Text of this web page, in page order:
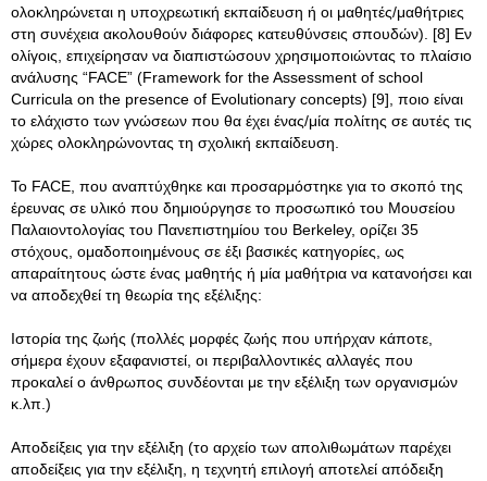
ολοκληρώνεται η υποχρεωτική εκπαίδευση ή οι μαθητές/μαθήτριες
στη συνέχεια ακολουθούν διάφορες κατευθύνσεις σπουδών). [8] Εν
ολίγοις, επιχείρησαν να διαπιστώσουν χρησιμοποιώντας το πλαίσιο
ανάλυσης “FACE” (Framework for the Assessment of school
Curricula on the presence of Evolutionary concepts) [9], ποιο είναι
το ελάχιστο των γνώσεων που θα έχει ένας/μία πολίτης σε αυτές τις
χώρες ολοκληρώνοντας τη σχολική εκπαίδευση.
Το FACΕ, που αναπτύχθηκε και προσαρμόστηκε για το σκοπό της
έρευνας σε υλικό που δημιούργησε το προσωπικό του Μουσείου
Παλαιοντολογίας του Πανεπιστημίου του Berkeley, ορίζει 35
στόχους, ομαδοποιημένους σε έξι βασικές κατηγορίες, ως
απαραίτητους ώστε ένας μαθητής ή μία μαθήτρια να κατανοήσει και
να αποδεχθεί τη θεωρία της εξέλιξης:
Ιστορία της ζωής (πολλές μορφές ζωής που υπήρχαν κάποτε,
σήμερα έχουν εξαφανιστεί, οι περιβαλλοντικές αλλαγές που
προκαλεί ο άνθρωπος συνδέονται με την εξέλιξη των οργανισμών
κ.λπ.)
Αποδείξεις για την εξέλιξη (το αρχείο των απολιθωμάτων παρέχει
αποδείξεις για την εξέλιξη, η τεχνητή επιλογή αποτελεί απόδειξη